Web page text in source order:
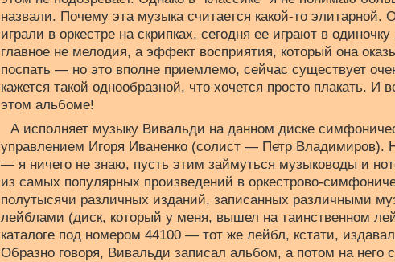
назвали. Почему эта музыка считается какой-то
играли в оркестре на скрипках, сегодня ее играют в
главное не мелодия, а эффект восприятия, который она
поспать — но это вполне приемлемо, сейчас существует
кажется такой однообразной, что хочется просто плакать.
этом альбоме!
А исполняет музыку Вивальди на данном диске
управлением Игоря Иваненко (солист — Петр Владимиров).
— я ничего не знаю, пусть этим займуться музыководы и
из самых популярных произведений в оркестрово-
полутысячи различных изданий, записанных различными
лейблами (диск, который у меня, вышел на таинственном
каталоге под номером 44100 — тот же лейбл, кстати,
Образно говоря, Вивальди записал альбом, а потом на